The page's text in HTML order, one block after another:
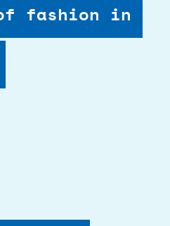
fashion in